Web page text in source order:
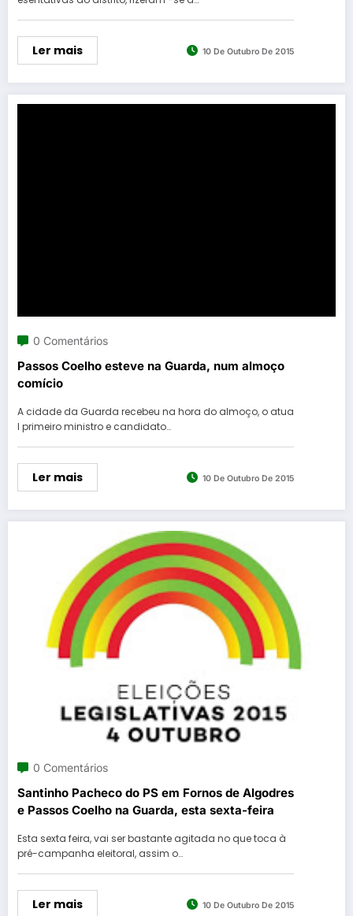
Ler mais 10 De Outubro De 2015
0 Comentários
Passos Coelho esteve na Guarda, num almoço
comício
A cidade da Guarda recebeu na hora do almoço, o atua
l primeiro ministro e candidato…
Ler mais 10 De Outubro De 2015
0 Comentários
Santinho Pacheco do PS em Fornos de Algodres
e Passos Coelho na Guarda, esta sexta-feira
Esta sexta feira, vai ser bastante agitada no que toca à
pré-campanha eleitoral, assim o…
Ler mais 10 De Outubro De 2015